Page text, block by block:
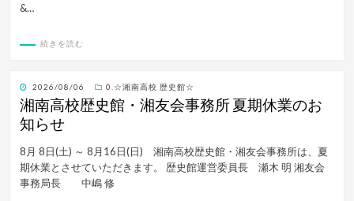
&…
続きを読む
投
稿
日:
2026/08/06 0.☆湘南高校 歴史館☆
湘南高校歴史館・湘友会事務所 夏期休業のお
知らせ
8月 8日(土) ～ 8月16日(日) 湘南高校歴史館・湘友会事務所は、夏
期休業とさせていただきます。 歴史館運営委員長 瀬木 明 湘友会
事務局長 中嶋 修